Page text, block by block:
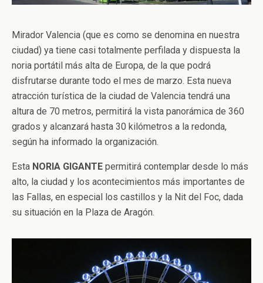
Mirador Valencia (que es como se denomina en nuestra
ciudad) ya tiene casi totalmente perfilada y dispuesta la
noria portátil más alta de Europa, de la que podrá
disfrutarse durante todo el mes de marzo. Esta nueva
atracción turística de la ciudad de Valencia tendrá una
altura de 70 metros, permitirá la vista panorámica de 360
grados y alcanzará hasta 30 kilómetros a la redonda,
según ha informado la organización.
Esta NORIA GIGANTE permitirá contemplar desde lo más
alto, la ciudad y los acontecimientos más importantes de
las Fallas, en especial los castillos y la Nit del Foc, dada
su situación en la Plaza de Aragón.